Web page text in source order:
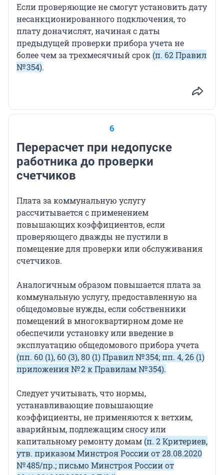
Если проверяющие не смогут установить дату
несанкционированного подключения, то
плату доначислят, начиная с даты
предыдущей проверки прибора учета не
более чем за трехмесячный срок (п. 62 Правил
№ 354).
6
Перерасчет при недопуске
работника до проверки
счетчиков
Плата за коммунальную услугу
рассчитывается с применением
повышающих коэффициентов, если
проверяющего дважды не пустили в
помещение для проверки или обслуживания
счетчиков.
Аналогичным образом повышается плата за
коммунальную услугу, предоставленную на
общедомовые нужды, если собственники
помещений в многоквартирном доме не
обеспечили установку или введение в
эксплуатацию общедомового прибора учета
(пп. 60 (1), 60 (3), 80 (1) Правил № 354; пп. 4, 26 (1)
приложения № 2 к Правилам № 354).
Следует учитывать, что нормы,
устанавливающие повышающие
коэффициенты, не применяются к ветхим,
аварийным, подлежащим сносу или
капитальному ремонту домам (п. 2 Критериев,
утв. приказом Минстроя России от 28.08.2020
№ 485/пр.; письмо Минстроя России от